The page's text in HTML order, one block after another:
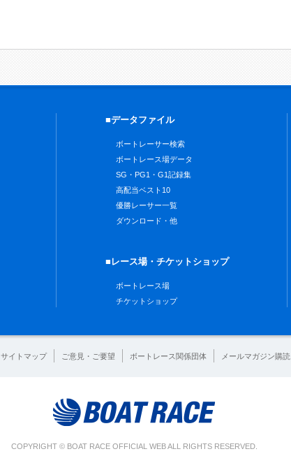
■データファイル
ボートレーサー検索
ボートレース場データ
SG・PG1・G1記録集
高配当ベスト10
優勝レーサー一覧
ダウンロード・他
■レース場・チケットショップ
ボートレース場
チケットショップ
サイトマップ ご意見・ご要望 ボートレース関係団体 メールマガジン購読
COPYRIGHT © BOAT RACE OFFICIAL WEB ALL RIGHTS RESERVED.